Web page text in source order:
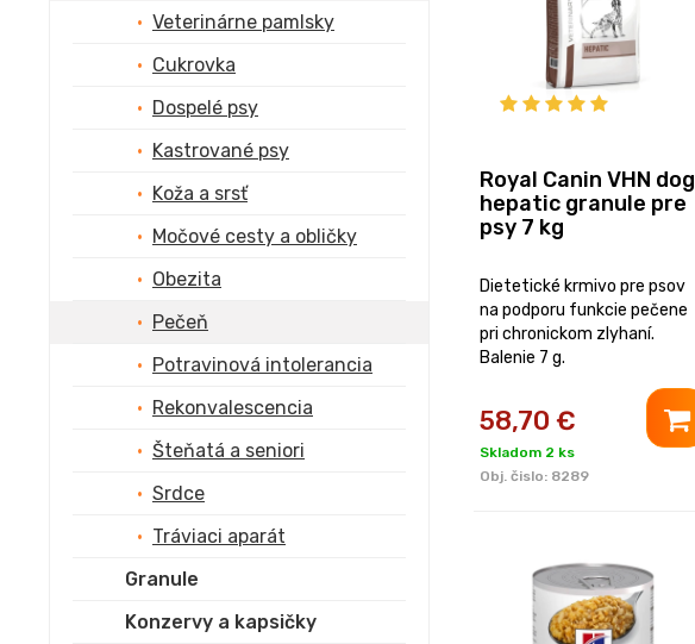
Royal Canin VHN dog
hepatic granule pre
psy 7 kg
Dietetické krmivo pre psov
na podporu funkcie pečene
pri chronickom zlyhaní.
Balenie 7 g.
58,70 €
Skladom 2 ks
Obj. čislo: 8289
Veterinárne pamlsky
Cukrovka
Dospelé psy
Kastrované psy
Koža a srsť
Močové cesty a obličky
Obezita
Pečeň
Potravinová intolerancia
Rekonvalescencia
Šteňatá a seniori
Srdce
Tráviaci aparát
Granule
Konzervy a kapsičky